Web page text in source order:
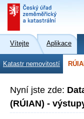
Vítejte Aplikace
Katastr nemovitostí
Nyní jste zde:
(RÚIAN) -